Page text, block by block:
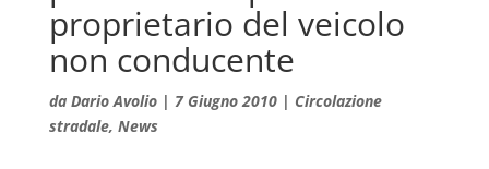
proprietario del veicolo
non conducente
da Dario Avolio| 7 Giugno 2010| Circolazione
stradale, News